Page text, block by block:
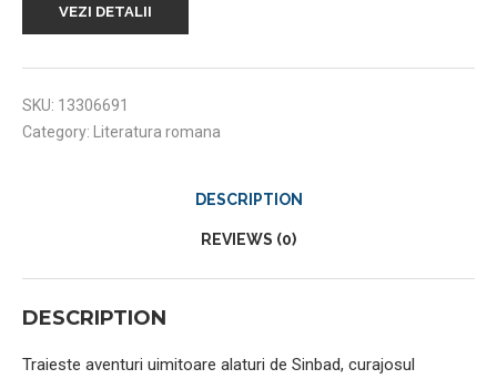
VEZI DETALII
SKU: 13306691
Category:
Literatura romana
DESCRIPTION
REVIEWS (0)
DESCRIPTION
Traieste aventuri uimitoare alaturi de Sinbad, curajosul